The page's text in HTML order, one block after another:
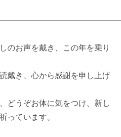
のお声を戴き、この年を乗り
戴き、心から感謝を申し上げ
どうぞお体に気をつけ、新し
っています。